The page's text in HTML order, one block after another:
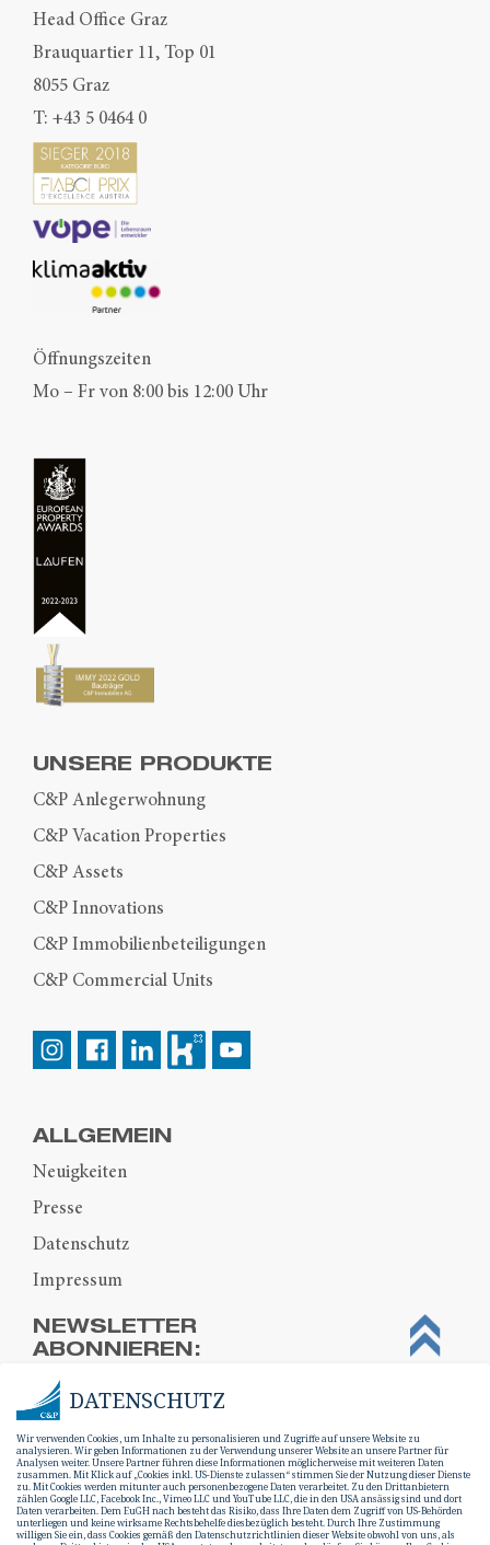
Head Office Graz
Brauquartier 11, Top 01
8055 Graz
T: +43 5 0464 0
Öffnungszeiten
Mo – Fr von 8:00 bis 12:00 Uhr
UNSERE PRODUKTE
C&P Anlegerwohnung
C&P Vacation Properties
C&P Assets
C&P Innovations
C&P Immobilienbeteiligungen
C&P Commercial Units
ALLGEMEIN
Neuigkeiten
Presse
Datenschutz
Impressum
NEWSLETTER
ABONNIEREN:
DATENSCHUTZ
Wir verwenden Cookies, um Inhalte zu personalisieren und Zugriffe auf unsere Website zu
analysieren. Wir geben Informationen zu der Verwendung unserer Website an unsere Partner für
Analysen weiter. Unsere Partner führen diese Informationen möglicherweise mit weiteren Daten
zusammen. Mit Klick auf „Cookies inkl. US-Dienste zulassen“ stimmen Sie der Nutzung dieser Dienste
zu. Mit Cookies werden mitunter auch personenbezogene Daten verarbeitet. Zu den Drittanbietern
zählen Google LLC, Facebook Inc., Vimeo LLC und YouTube LLC, die in den USA ansässig sind und dort
Daten verarbeiten. Dem EuGH nach besteht das Risiko, dass Ihre Daten dem Zugriff von US-Behörden
unterliegen und keine wirksame Rechtsbehelfe diesbezüglich besteht. Durch Ihre Zustimmung
willigen Sie ein, dass Cookies gemäß den Datenschutzrichtlinien dieser Website obwohl von uns, als